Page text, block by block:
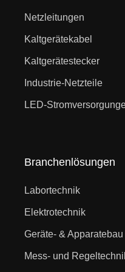
Netzleitungen
Kaltgerätekabel
Kaltgerätestecker
Industrie-Netzteile
LED-
Branchenlösungen
Labortechnik
Elektrotechnik
Geräte- & Apparatebau
Mess- und